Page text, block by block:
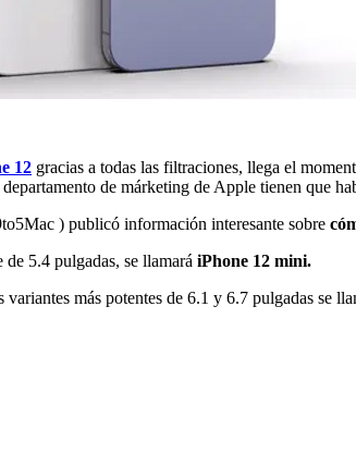
12 gracias a todas las filtraciones, llega el
de márketing de Apple tienen que
) publicó información interesante sobre
de 5.4 pulgadas, se llamará iPhone 12 mini.
variantes más potentes de 6.1 y 6.7 pulgadas se